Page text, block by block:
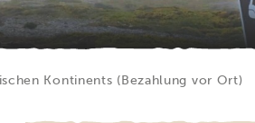
Kontinents (Bezahlung vor Ort)